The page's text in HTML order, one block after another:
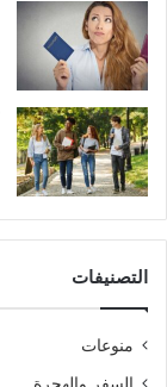
ر
ب
ي
ة
التصنيفات
منوعات
السفر والهجرة